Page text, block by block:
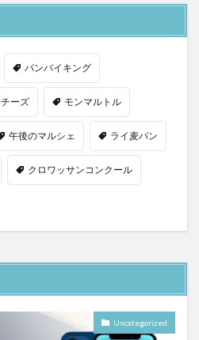
パンバイキング
チーズ モンマルトル
午後のマルシェ ライ麦パン
クロワッサンコンクール
Uncategorized